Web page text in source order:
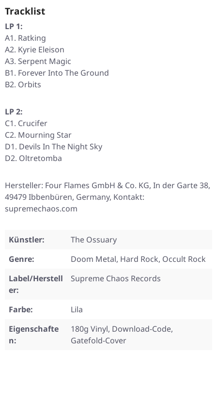
Tracklist
LP 1:
A1. Ratking
A2. Kyrie Eleison
A3. Serpent Magic
B1. Forever Into The Ground
B2. Orbits
LP 2:
C1. Crucifer
C2. Mourning Star
D1. Devils In The Night Sky
D2. Oltretomba
Hersteller: Four Flames GmbH & Co. KG, In der Garte 38,
49479 Ibbenbüren, Germany, Kontakt:
supremechaos.com
Künstler:
The Ossuary
Genre:
Doom Metal, Hard Rock, Occult Rock
Label/Herstell
er:
Supreme Chaos Records
Farbe:
Lila
Eigenschafte
n:
180g Vinyl, Download-Code,
Gatefold-Cover